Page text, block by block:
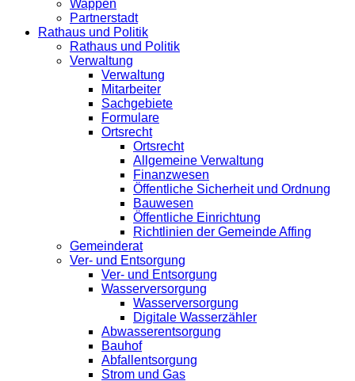
Wappen
Partnerstadt
Rathaus und Politik
Rathaus und Politik
Verwaltung
Verwaltung
Mitarbeiter
Sachgebiete
Formulare
Ortsrecht
Ortsrecht
Allgemeine Verwaltung
Finanzwesen
Öffentliche Sicherheit und Ordnung
Bauwesen
Öffentliche Einrichtung
Richtlinien der Gemeinde Affing
Gemeinderat
Ver- und Entsorgung
Ver- und Entsorgung
Wasserversorgung
Wasserversorgung
Digitale Wasserzähler
Abwasserentsorgung
Bauhof
Abfallentsorgung
Strom und Gas